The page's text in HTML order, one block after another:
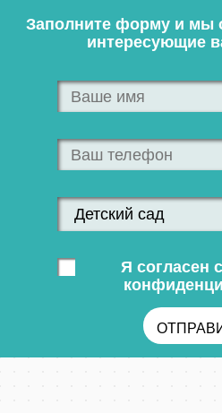
Заполните форму и мы
интересующие
Я согласен